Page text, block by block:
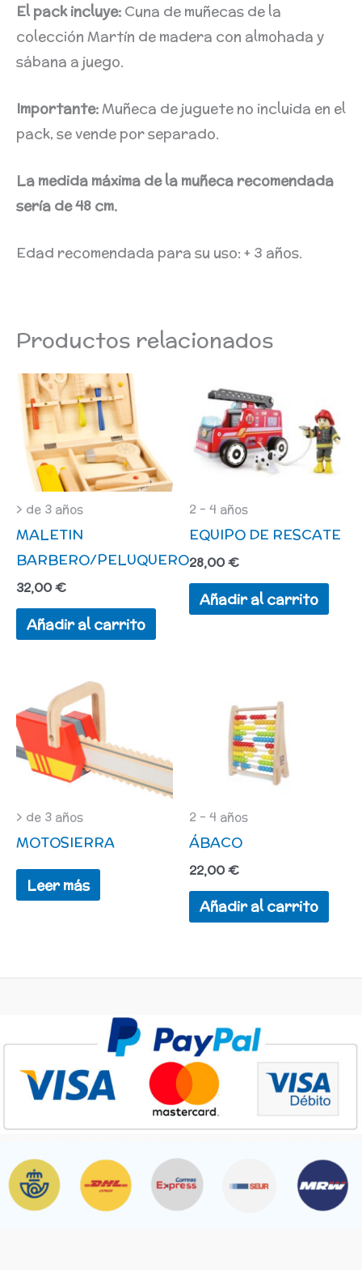
El pack incluye: Cuna de muñecas de la
colección Martín de madera con almohada y
sábana a juego.
Importante:Muñeca de juguete no incluida en el
pack, se vende por separado.
La medida máxima de la muñeca recomendada
sería de 48 cm.
Edad recomendada para su uso: + 3 años.
Productos relacionados
> de 3 años
MALETIN
BARBERO/PELUQUERO
32,00€
Añadir al carrito
2 - 4 años
EQUIPO DE RESCATE
28,00€
Añadir al carrito
> de 3 años
MOTOSIERRA
Leer más
2 - 4 años
ÁBACO
22,00€
Añadir al carrito